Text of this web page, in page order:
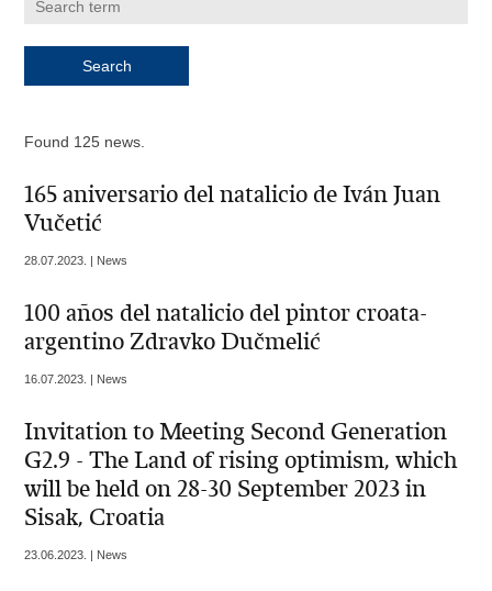
Found 125 news.
165 aniversario del natalicio de Iván Juan
Vučetić
28.07.2023. | News
100 años del natalicio del pintor croata-
argentino Zdravko Dučmelić
16.07.2023. | News
Invitation to Meeting Second Generation
G2.9 - The Land of rising optimism, which
will be held on 28-30 September 2023 in
Sisak, Croatia
23.06.2023. | News